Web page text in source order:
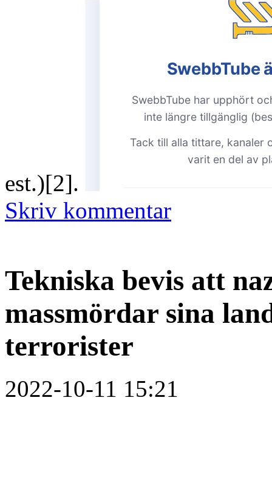
est.)[2].
Skriv kommentar
Tekniska bevis att
massmördar sina
terrorister
2022-10-11 15:21